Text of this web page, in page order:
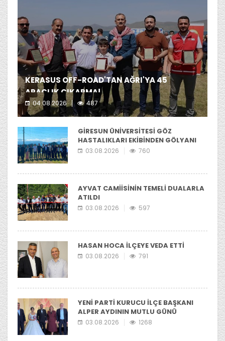
KERASUS OFF-ROAD'TAN AĞRI'YA 45
ARAÇLIK ÇIKARMA!
04.08.2026 487
Kerasus Off-Road ekibi yer aldı.
GİRESUN ÜNİVERSİTESİ GÖZ
HASTALIKLARI EKİBİNDEN GÖLYANI
YAYLASI'NIA ZİYARET
03.08.2026 760
AYVAT CAMİİSİNİN TEMELİ DUALARLA
ATILDI
03.08.2026 597
HASAN HOCA İLÇEYE VEDA ETTİ
03.08.2026 791
YENİ PARTİ KURUCU İLÇE BAŞKANI
ALPER AYDININ MUTLU GÜNÜ
03.08.2026 1268